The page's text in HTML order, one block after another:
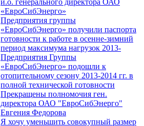
и.о. генерального директора ОАО
«ЕвроСибЭнерго»
Предприятия группы
«ЕвроСибЭнерго» получили паспорта
готовности к работе в осенне-зимний
период максимума нагрузок 2013-
Предприятия Группы
«ЕвроСибЭнерго» подошли к
отопительному сезону 2013-2014 гг. в
полной технической готовности
Прекращены полномочия ген.
директора ОАО "ЕвроСибЭнерго"
Евгения Федорова
Я хочу уменьшить совокупный размер